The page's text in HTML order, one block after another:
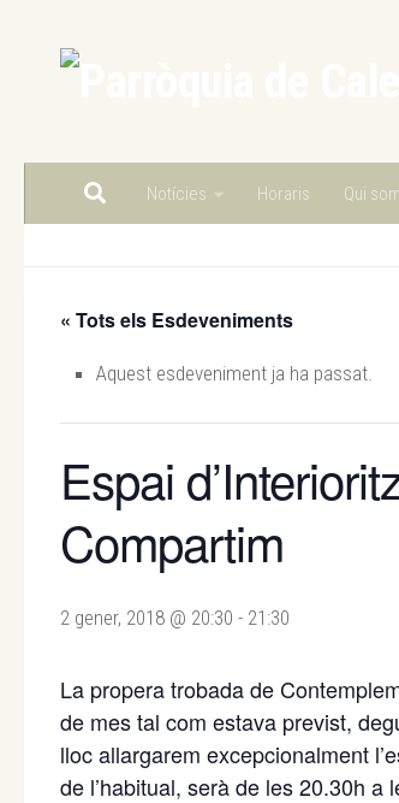
Notícies Horaris Qui
« Tots els Esdeveniments
Aquest esdeveniment ja ha passat.
Espai
Compartim
2 gener, 2018 @ 20:30 - 21:30
La propera trobada de
de mes tal com estava previst,
lloc allargarem excepcionalment
de l’habitual, serà de les 20.30h a